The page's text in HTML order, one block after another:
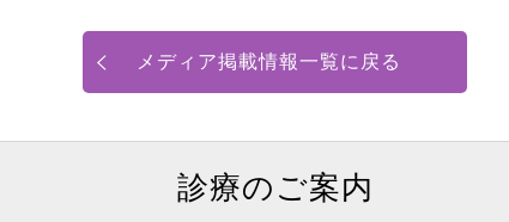
メディア掲載情報一覧に戻る
診療のご案内